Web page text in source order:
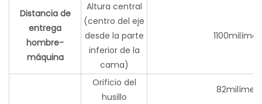
Distancia de
entrega
hombre-
máquina
Altura central
(centro del eje
desde la parte
inferior de la
cama)
Orificio del
husillo